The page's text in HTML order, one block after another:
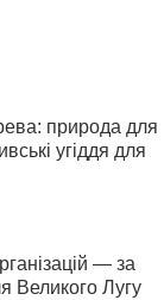
природа для
угіддя для
— за
Лугу